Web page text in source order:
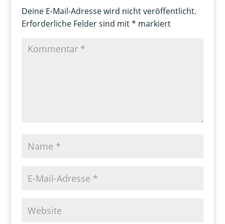
Deine E-Mail-Adresse wird nicht veröffentlicht.
Erforderliche Felder sind mit* markiert